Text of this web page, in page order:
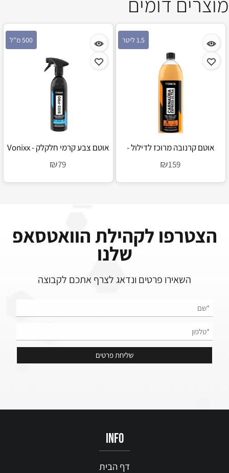
1.5 ליטר
אוטם קרנובה מרוכז לדילול -
₪159
500 מ"ל
אוטם צבע קרמי חלקלק - Vonixx
₪79
הצטרפו לקהילת הוואטסאפ
שלנו
השאירו פרטים ונדאג לצרף אתכם לקבוצה
info
דף הבית